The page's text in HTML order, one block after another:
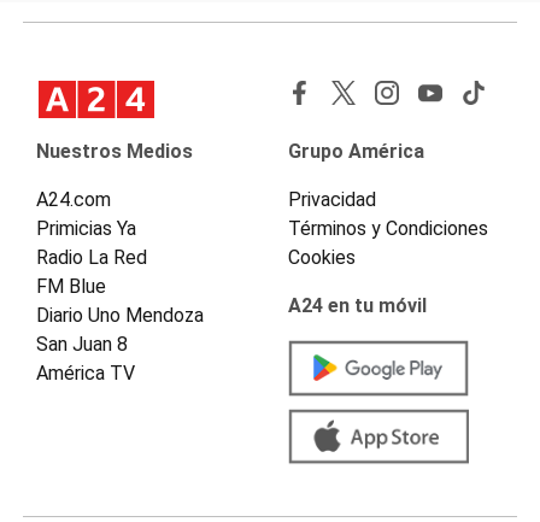
Nuestros Medios
A24.com
Primicias Ya
Radio La Red
FM Blue
Diario Uno Mendoza
San Juan 8
América TV
Grupo América
Privacidad
Términos y Condiciones
Cookies
A24 en tu móvil